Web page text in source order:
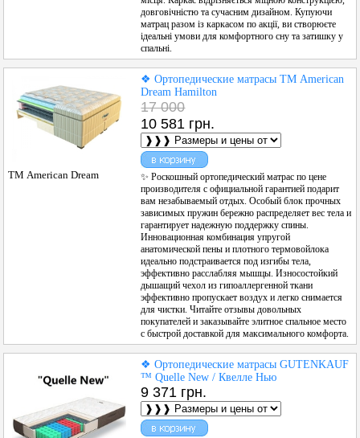
довговічністю та сучасним дизайном. Купуючи
матрац разом із каркасом по акції, ви створюєте
ідеальні умови для комфортного сну та затишку у
спальні.
ТМ American Dream
❖ Ортопедические матрасы ТМ American
Dream Hamilton
17 000
10 581 грн.
✨ Роскошный ортопедический матрас по цене
производителя с официальной гарантией подарит
вам незабываемый отдых. Особый блок прочных
зависимых пружин бережно распределяет вес тела и
гарантирует надежную поддержку спины.
Инновационная комбинация упругой
анатомической пены и плотного термовойлока
идеально подстраивается под изгибы тела,
эффективно расслабляя мышцы. Износостойкий
дышащий чехол из гипоаллергенной ткани
эффективно пропускает воздух и легко снимается
для чистки. Читайте отзывы довольных
покупателей и заказывайте элитное спальное место
с быстрой доставкой для максимального комфорта.
❖ Ортопедические матрасы GUTENKAUF
™ Quelle New / Квелле Нью
9 371 грн.